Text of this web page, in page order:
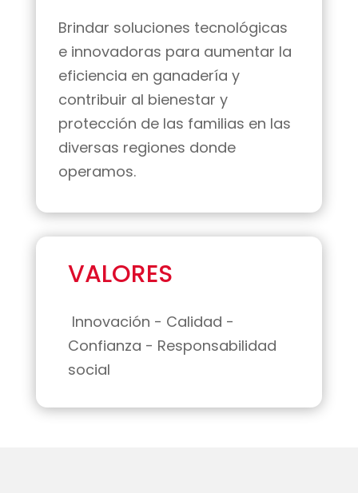
Brindar soluciones tecnológicas
e innovadoras para aumentar la
eficiencia en ganadería y
contribuir al bienestar y
protección de las familias en las
diversas regiones donde
operamos.
VALORES
Innovación - Calidad -
Confianza - Responsabilidad
social